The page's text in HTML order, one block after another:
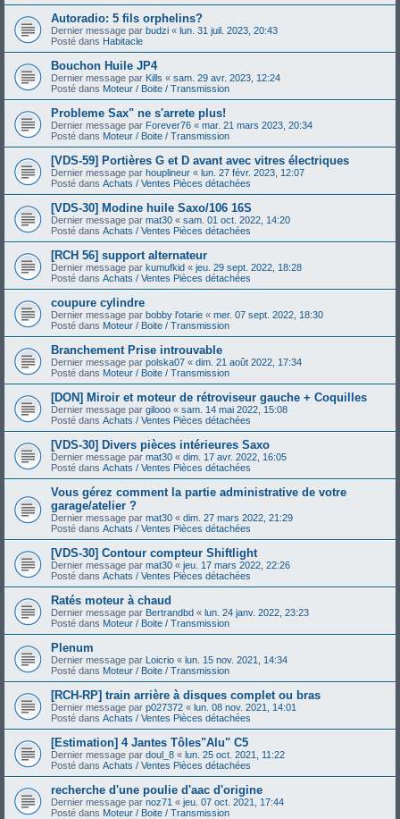
Autoradio: 5 fils orphelins?
Dernier message par budzi « lun. 31 juil. 2023, 20:43
Posté dans Habitacle
Bouchon Huile JP4
Dernier message par Kills « sam. 29 avr. 2023, 12:24
Posté dans Moteur / Boite / Transmission
Probleme Sax" ne s'arrete plus!
Dernier message par Forever76 « mar. 21 mars 2023, 20:34
Posté dans Moteur / Boite / Transmission
[VDS-59] Portières G et D avant avec vitres électriques
Dernier message par houplineur « lun. 27 févr. 2023, 12:07
Posté dans Achats / Ventes Pièces détachées
[VDS-30] Modine huile Saxo/106 16S
Dernier message par mat30 « sam. 01 oct. 2022, 14:20
Posté dans Achats / Ventes Pièces détachées
[RCH 56] support alternateur
Dernier message par kumufkid « jeu. 29 sept. 2022, 18:28
Posté dans Achats / Ventes Pièces détachées
coupure cylindre
Dernier message par bobby l'otarie « mer. 07 sept. 2022, 18:30
Posté dans Moteur / Boite / Transmission
Branchement Prise introuvable
Dernier message par polska07 « dim. 21 août 2022, 17:34
Posté dans Moteur / Boite / Transmission
[DON] Miroir et moteur de rétroviseur gauche + Coquilles
Dernier message par gilooo « sam. 14 mai 2022, 15:08
Posté dans Achats / Ventes Pièces détachées
[VDS-30] Divers pièces intérieures Saxo
Dernier message par mat30 « dim. 17 avr. 2022, 16:05
Posté dans Achats / Ventes Pièces détachées
Vous gérez comment la partie administrative de votre
garage/atelier ?
Dernier message par mat30 « dim. 27 mars 2022, 21:29
Posté dans Achats / Ventes Pièces détachées
[VDS-30] Contour compteur Shiftlight
Dernier message par mat30 « jeu. 17 mars 2022, 22:26
Posté dans Achats / Ventes Pièces détachées
Ratés moteur à chaud
Dernier message par Bertrandbd « lun. 24 janv. 2022, 23:23
Posté dans Moteur / Boite / Transmission
Plenum
Dernier message par Loicrio « lun. 15 nov. 2021, 14:34
Posté dans Moteur / Boite / Transmission
[RCH-RP] train arrière à disques complet ou bras
Dernier message par p027372 « lun. 08 nov. 2021, 14:01
Posté dans Achats / Ventes Pièces détachées
[Estimation] 4 Jantes Tôles"Alu" C5
Dernier message par doul_8 « lun. 25 oct. 2021, 11:22
Posté dans Achats / Ventes Pièces détachées
recherche d'une poulie d'aac d'origine
Dernier message par noz71 « jeu. 07 oct. 2021, 17:44
Posté dans Moteur / Boite / Transmission